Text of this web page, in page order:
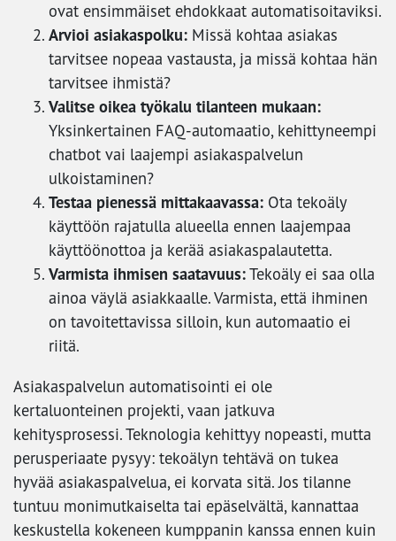
ovat ensimmäiset ehdokkaat automatisoitaviksi.
Arvioi asiakaspolku: Missä kohtaa asiakas
tarvitsee nopeaa vastausta, ja missä kohtaa hän
tarvitsee ihmistä?
Valitse oikea työkalu tilanteen mukaan:
Yksinkertainen FAQ-automaatio, kehittyneempi
chatbot vai laajempi asiakaspalvelun
ulkoistaminen?
Testaa pienessä mittakaavassa: Ota tekoäly
käyttöön rajatulla alueella ennen laajempaa
käyttöönottoa ja kerää asiakaspalautetta.
Varmista ihmisen saatavuus:Tekoäly ei saa olla
ainoa väylä asiakkaalle. Varmista, että ihminen
on tavoitettavissa silloin, kun automaatio ei
riitä.
Asiakaspalvelun automatisointi ei ole
kertaluonteinen projekti, vaan jatkuva
kehitysprosessi. Teknologia kehittyy nopeasti, mutta
perusperiaate pysyy: tekoälyn tehtävä on tukea
hyvää asiakaspalvelua, ei korvata sitä. Jos tilanne
tuntuu monimutkaiselta tai epäselvältä, kannattaa
keskustella kokeneen kumppanin kanssa ennen kuin